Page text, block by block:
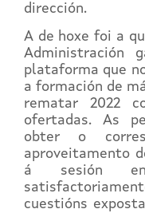
dirección.
A de hoxe foi a
Administración
plataforma que
a formación de
rematar 2022
ofertadas. As
obter o
aproveitamento
á sesión
cuestións